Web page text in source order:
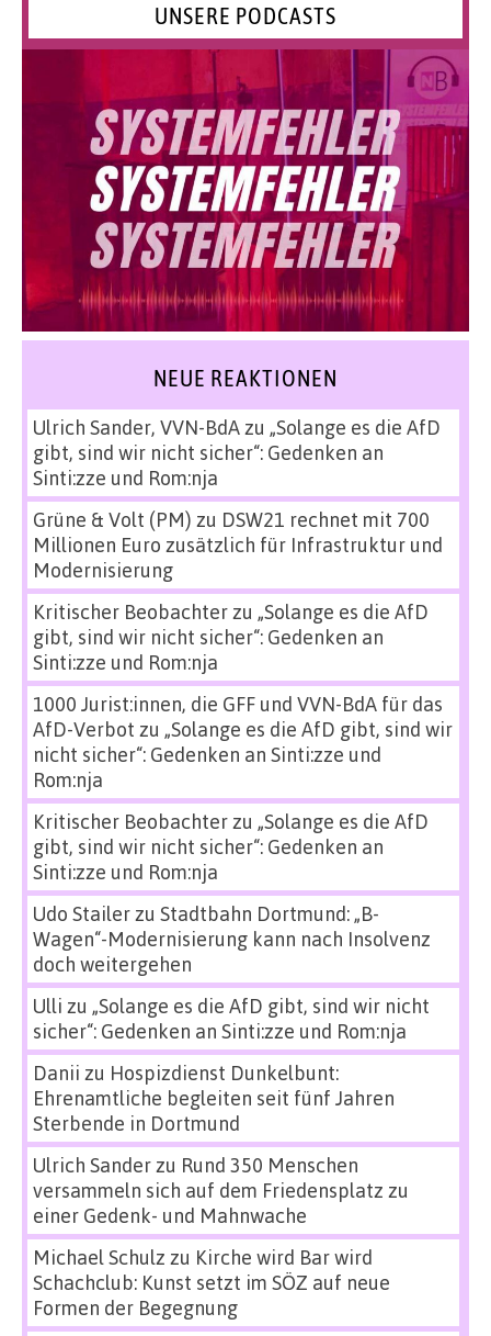
UNSERE PODCASTS
NEUE REAKTIONEN
Ulrich Sander, VVN-BdAzu „Solange es die AfD
gibt, sind wir nicht sicher“: Gedenken an
Sinti:zze und Rom:nja
Grüne & Volt (PM) zu DSW21 rechnet mit 700
Millionen Euro zusätzlich für Infrastruktur und
Modernisierung
Kritischer Beobachterzu „Solange es die AfD
gibt, sind wir nicht sicher“: Gedenken an
Sinti:zze und Rom:nja
1000 Jurist:innen, die GFF und VVN-BdA für das
AfD-Verbot zu „Solange es die AfD gibt, sind wir
nicht sicher“: Gedenken an Sinti:zze und
Rom:nja
Kritischer Beobachterzu „Solange es die AfD
gibt, sind wir nicht sicher“: Gedenken an
Sinti:zze und Rom:nja
Udo Stailerzu Stadtbahn Dortmund: „B-
Wagen“-Modernisierung kann nach Insolvenz
doch weitergehen
Ulli zu „Solange es die AfD gibt, sind wir nicht
sicher“: Gedenken an Sinti:zze und Rom:nja
Danii zu Hospizdienst Dunkelbunt:
Ehrenamtliche begleiten seit fünf Jahren
Sterbende in Dortmund
Ulrich Sanderzu Rund 350 Menschen
versammeln sich auf dem Friedensplatz zu
einer Gedenk- und Mahnwache
Michael Schulz zu Kirche wird Bar wird
Schachclub: Kunst setzt im SÖZ auf neue
Formen der Begegnung